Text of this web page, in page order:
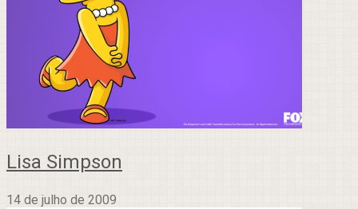
Lisa Simpson
14 de julho de 2009